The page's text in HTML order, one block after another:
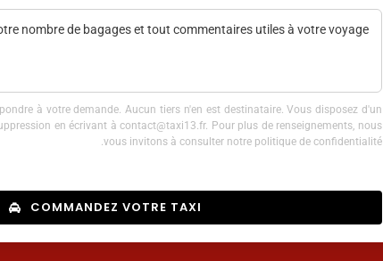
à votre demande. Aucun tiers n'en est destinataire. Vous disposez d'un
en écrivant à contact@taxi13.fr. Pour plus de renseignements, nous
vous invitons à consulter notre politique de confidentialité.
COMMANDEZ VOTRE TAXI